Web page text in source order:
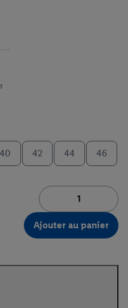
40 42 44 46
Ajouter au panier